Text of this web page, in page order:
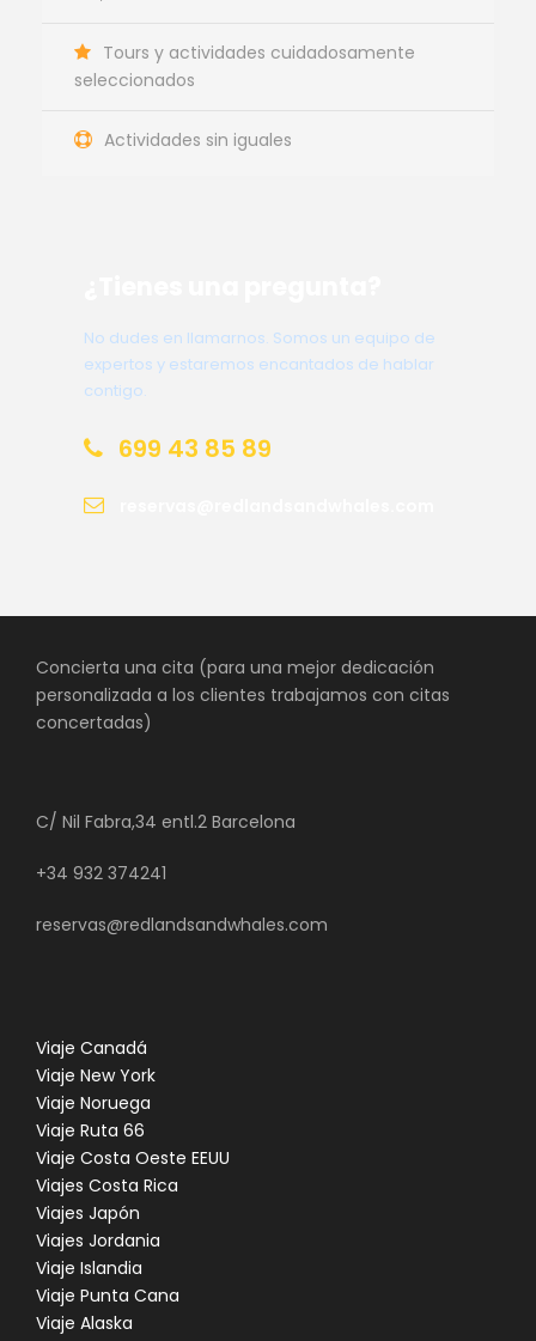
Tours y actividades cuidadosamente
seleccionados
Actividades sin iguales
No dudes en llamarnos. Somos un equipo de
expertos y estaremos encantados de hablar
contigo.
699 43 85 89
Concierta una cita (para una mejor dedicación
personalizada a los clientes trabajamos con citas
concertadas)
C/ Nil Fabra,34 entl.2 Barcelona
+34 932 374241
reservas@redlandsandwhales.com
Viaje Canadá
Viaje New York
Viaje Noruega
Viaje Ruta 66
Viaje Costa Oeste EEUU
Viajes Costa Rica
Viajes Japón
Viajes Jordania
Viaje Islandia
Viaje Punta Cana
Viaje Alaska